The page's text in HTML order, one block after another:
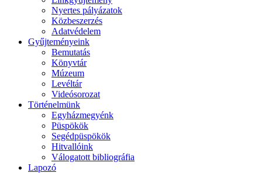
Nyertes pályázatok
Közbeszerzés
Adatvédelem
Gyűjteményeink
Bemutatás
Könyvtár
Múzeum
Levéltár
Videósorozat
Történelmünk
Egyházmegyénk
Püspökök
Segédpüspökök
Hitvallóink
Válogatott bibliográfia
Lapozó